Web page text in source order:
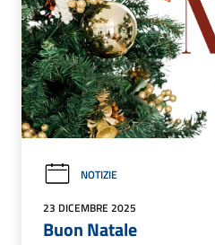
NOTIZIE
23 DICEMBRE 2025
Buon Natale